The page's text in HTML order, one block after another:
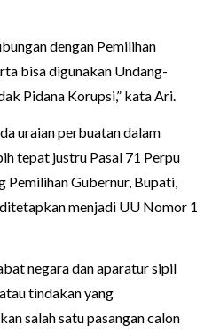
dengan Pemilihan
bisa digunakan Undang-
Pidana Korupsi,” kata Ari.
uraian perbuatan dalam
tepat justru Pasal 71 Perpu
Pemilihan Gubernur, Bupati,
menjadi UU Nomor 1
negara dan aparatur sipil
tindakan yang
salah satu pasangan calon